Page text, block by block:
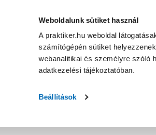
Weboldalunk sütiket használ
A praktiker.hu weboldal
számítógépén sütiket
webanalitikai és személyre szóló
adatkezelési tájékoztatóban.
Beállítások